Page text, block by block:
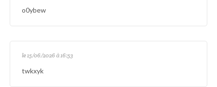
o0ybew
le 15/06/2026 à 16:53
twkxyk